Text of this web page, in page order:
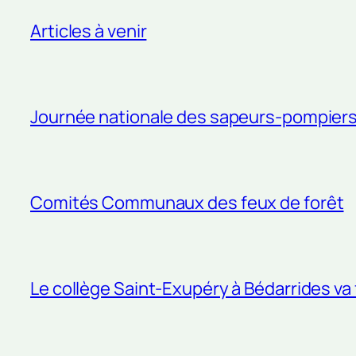
Articles à venir
Journée nationale des sapeurs-
Comités Communaux des feux de forêt
Le collège Saint-Exupéry à Bédarrides